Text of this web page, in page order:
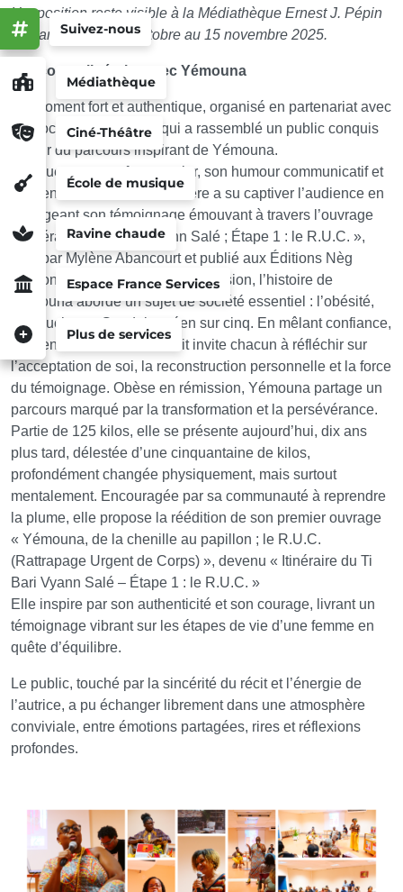
Médiathèque
Ciné-Théâtre
École de musique
Ravine chaude
Espace France Services
Plus de services
Suivez-nous
L’exposition reste visible à la Médiathèque Ernest J. Pépin
de Lamentin du 18 octobre au 15 novembre 2025.
Rencontre littéraire avec Yémouna
Un moment fort et authentique, organisé en partenariat avec
l’association CÉRÉAL, qui a rassemblé un public conquis
autour du parcours inspirant de Yémouna.
Connue pour son franc-parler, son humour communicatif et
sa bienveillance, cette dernière a su captiver l’audience en
partageant son témoignage émouvant à travers l’ouvrage
« Itinéraire du Ti Bari Vyann Salé ; Étape 1 : le R.U.C. »,
écrit par Mylène Abancourt et publié aux Éditions Nèg
Mawon. Avec sincérité et autodérision, l’histoire de
Yémouna aborde un sujet de société essentiel : l’obésité,
qui touche un Guadeloupéen sur cinq. En mêlant confiance,
résilience et humour, le récit invite chacun à réfléchir sur
l’acceptation de soi, la reconstruction personnelle et la force
du témoignage. Obèse en rémission, Yémouna partage un
parcours marqué par la transformation et la persévérance.
Partie de 125 kilos, elle se présente aujourd’hui, dix ans
plus tard, délestée d’une cinquantaine de kilos,
profondément changée physiquement, mais surtout
mentalement. Encouragée par sa communauté à reprendre
la plume, elle propose la réédition de son premier ouvrage
« Yémouna, de la chenille au papillon ; le R.U.C.
(Rattrapage Urgent de Corps) », devenu « Itinéraire du Ti
Bari Vyann Salé – Étape 1 : le R.U.C. »
Elle inspire par son authenticité et son courage, livrant un
témoignage vibrant sur les étapes de vie d’une femme en
quête d’équilibre.
Le public, touché par la sincérité du récit et l’énergie de
l’autrice, a pu échanger librement dans une atmosphère
conviviale, entre émotions partagées, rires et réflexions
profondes.